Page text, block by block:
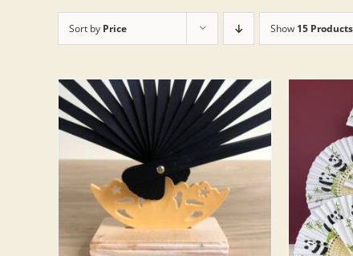
Sort by Price Show 15 Products
AJOUTER AU PANIER / DETAILS